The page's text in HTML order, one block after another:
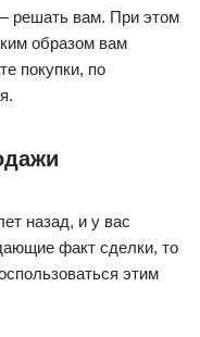
решать вам. При этом
образом вам
покупки, по
назад, и у вас
факт сделки, то
этим